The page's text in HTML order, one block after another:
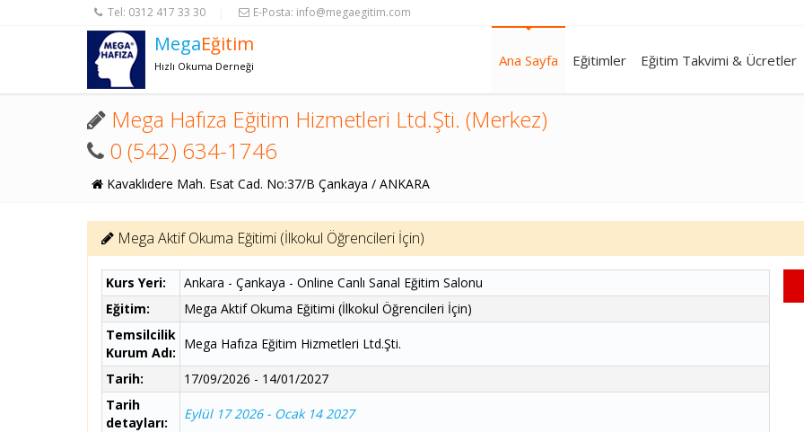
Tel: 0312 417 33 30 E-Posta: info@megaegitim.com
MegaEğitim
Hızlı Okuma Derneği Ana Sayfa Eğitimler Eğitim Takvimi & Ücretler
Mega Hafıza Eğitim Hizmetleri Ltd.Şti. (Merkez)
0 (542) 634-1746
Kavaklıdere Mah. Esat Cad. No:37/B Çankaya / ANKARA
Mega Aktif Okuma Eğitimi (İlkokul Öğrencileri İçin)
Kurs Yeri:
Ankara - Çankaya - Online Canlı Sanal Eğitim Salonu
Eğitim:
Mega Aktif Okuma Eğitimi (İlkokul Öğrencileri İçin)
Temsilcilik
Kurum Adı:
Mega Hafıza Eğitim Hizmetleri Ltd.Şti.
Tarih:
17/09/2026 - 14/01/2027
Tarih
detayları:
Eylül 17 2026 - Ocak 14 2027